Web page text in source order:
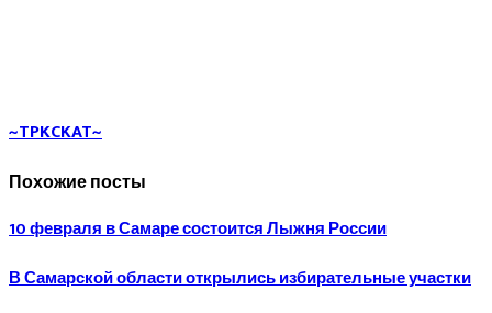
~TPKCKAT~
Похожие посты
10 февраля в Самаре состоится Лыжня России
В Самарской области открылись избирательные участки